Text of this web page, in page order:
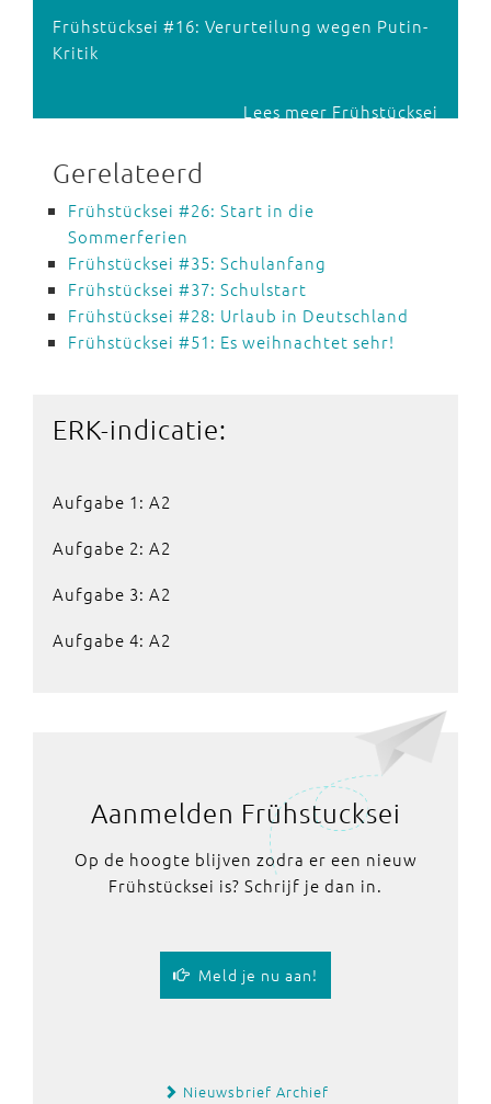
Frühstücksei #16: Verurteilung wegen Putin-
Kritik
Lees meer Frühstücksei
Gerelateerd
Frühstücksei #26: Start in die
Sommerferien
Frühstücksei #35: Schulanfang
Frühstücksei #37: Schulstart
Frühstücksei #28: Urlaub in Deutschland
Frühstücksei #51: Es weihnachtet sehr!
ERK-indicatie:
Aufgabe 1: A2
Aufgabe 2: A2
Aufgabe 3: A2
Aufgabe 4: A2
Aanmelden Frühstucksei
Op de hoogte blijven zodra er een nieuw
Frühstücksei is? Schrijf je dan in.
Meld je nu aan!
Nieuwsbrief Archief